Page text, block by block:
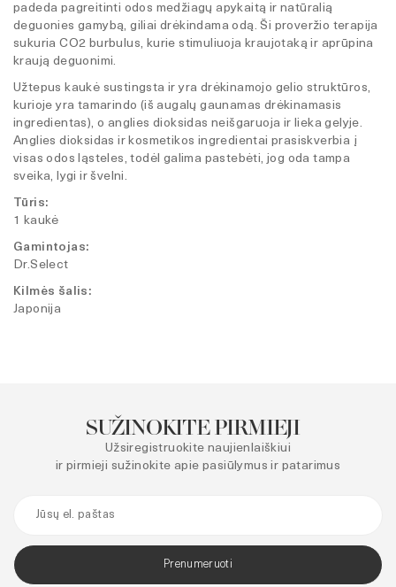
padeda pagreitinti odos medžiagų apykaitą ir natūralią
deguonies gamybą, giliai drėkindama odą. Ši proveržio terapija
sukuria CO2 burbulus, kurie stimuliuoja kraujotaką ir aprūpina
kraują deguonimi.
Užtepus kaukė sustingsta ir yra drėkinamojo gelio struktūros,
kurioje yra tamarindo (iš augalų gaunamas drėkinamasis
ingredientas), o anglies dioksidas neišgaruoja ir lieka gelyje.
Anglies dioksidas ir kosmetikos ingredientai prasiskverbia į
visas odos ląsteles, todėl galima pastebėti, jog oda tampa
sveika, lygi ir švelni.
Tūris:
1 kaukė
Gamintojas:
Dr.Select
Kilmės šalis:
Japonija
SUŽINOKITE PIRMIEJI
Užsiregistruokite naujienlaiškiui
ir pirmieji sužinokite apie pasiūlymus ir patarimus
Prenumeruoti